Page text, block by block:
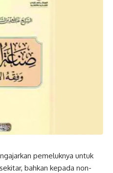
pemeluknya untuk
bahkan kepada non-